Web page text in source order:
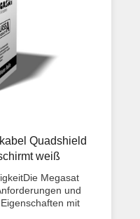
Quadshield
weiß
Megasat
und
mit